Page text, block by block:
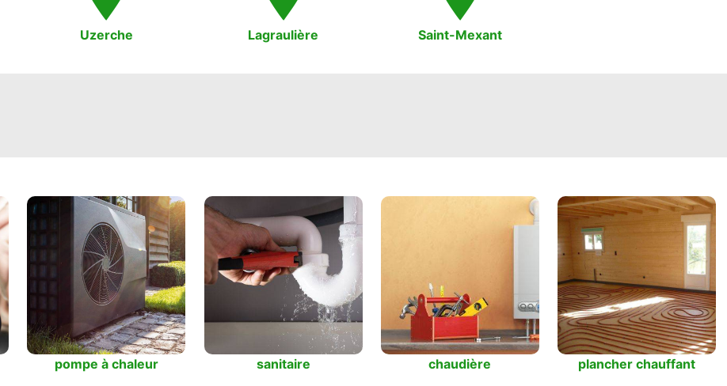
Uzerche Lagraulière Saint-Mexant
pompe à chaleur sanitaire chaudière plancher chauffant